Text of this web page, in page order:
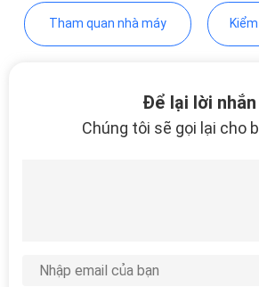
YÊU
WEB
Tham quan nhà máy
Để lại lời nhắn
Chúng tôi sẽ gọi lại cho